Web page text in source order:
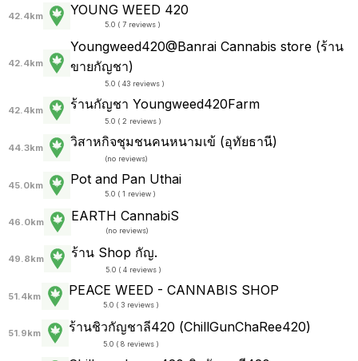
42.4km YOUNG WEED 420
5.0 ( 7 reviews )
42.4km
Youngweed420@Banrai Cannabis store (ร้าน
ขายกัญชา)
5.0 ( 43 reviews )
42.4km ร้านกัญชา Youngweed420Farm
5.0 ( 2 reviews )
44.3km วิสาหกิจชุมชนคนหนามเข้ (อุทัยธานี)
(no reviews)
45.0km Pot and Pan Uthai
5.0 ( 1 review )
46.0km EARTH CannabiS
(no reviews)
49.8km ร้าน Shop กัญ.
5.0 ( 4 reviews )
51.4km PEACE WEED - CANNABIS SHOP
5.0 ( 3 reviews )
51.9km ร้านชิวกัญชาลี420 (ChillGunChaRee420)
5.0 ( 8 reviews )